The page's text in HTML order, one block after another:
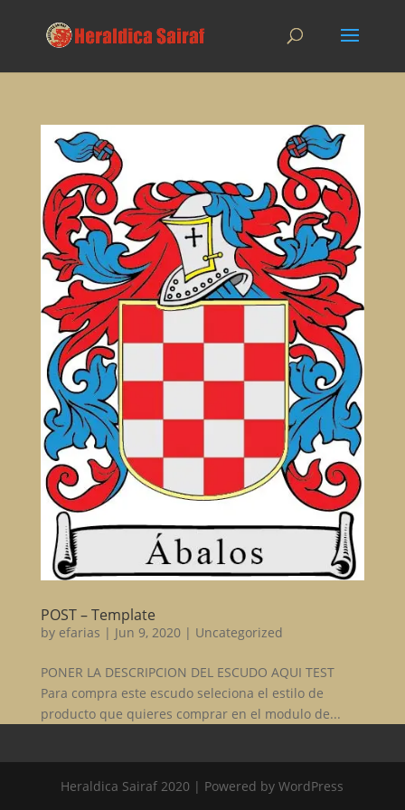
POST – Template
by efarias | Jun 9, 2020| Uncategorized
PONER LA DESCRIPCION DEL ESCUDO AQUI TEST
Para compra este escudo seleciona el estilo de
producto que quieres comprar en el modulo de...
Heraldica Sairaf 2020 | Powered by WordPress